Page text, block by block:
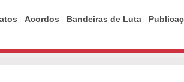
Acordos Bandeiras de Luta